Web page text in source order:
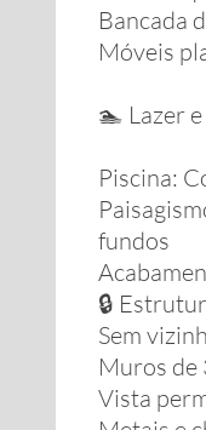
Bancada
Móveis
🏊 Lazer
Piscina:
fundos
🔒
Sem
Muros de
Vista